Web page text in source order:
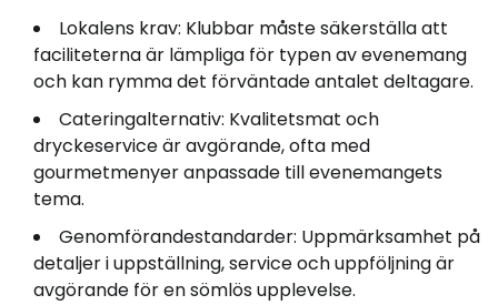
Lokalens krav: Klubbar måste säkerställa att
faciliteterna är lämpliga för typen av evenemang
och kan rymma det förväntade antalet deltagare.
Cateringalternativ: Kvalitetsmat och
dryckeservice är avgörande, ofta med
gourmetmenyer anpassade till evenemangets
tema.
Genomförandestandarder: Uppmärksamhet på
detaljer i uppställning, service och uppföljning är
avgörande för en sömlös upplevelse.